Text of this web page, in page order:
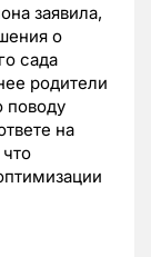
заявила,
о
сада
родители
поводу
на